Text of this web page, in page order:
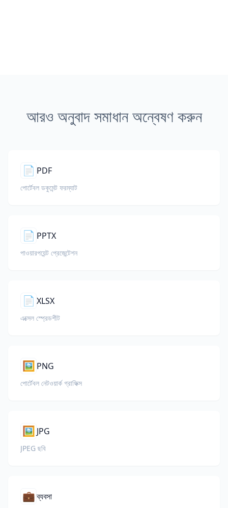
আরও অনুবাদ সমাধান অন্বেষণ করুন
📄 PDF
পোর্টেবল ডকুমেন্ট ফরম্যাট
📄 PPTX
পাওয়ারপয়েন্ট প্রেজেন্টেশন
📄 XLSX
এক্সেল স্প্রেডশীট
🖼️ PNG
পোর্টেবল নেটওয়ার্ক গ্রাফিক্স
🖼️ JPG
JPEG ছবি
💼ব্যবসা